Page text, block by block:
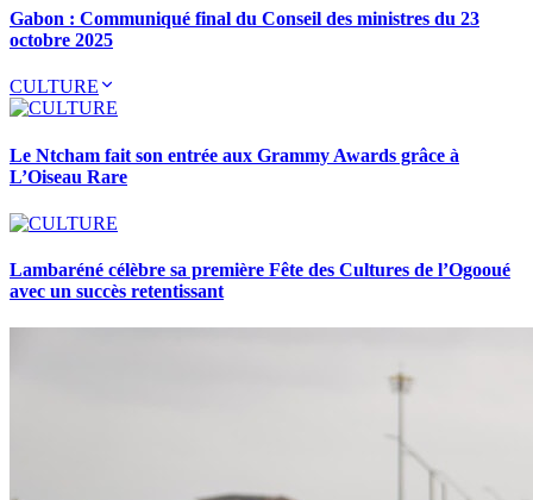
Gabon : Communiqué final du Conseil des ministres du 23
octobre 2025
CULTURE
Le Ntcham fait son entrée aux Grammy Awards grâce à
L’Oiseau Rare
Lambaréné célèbre sa première Fête des Cultures de l’Ogooué
avec un succès retentissant